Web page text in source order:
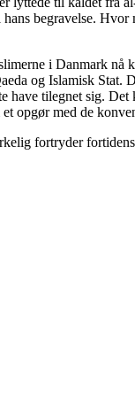
begravelse.
i Danmark
og Islamisk Stat.
have tilegnet sig.
opgør med de
fortryder